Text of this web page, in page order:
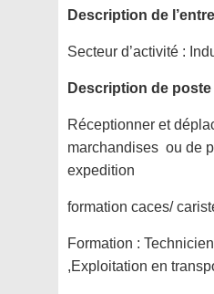
Description de
Secteur d’activité :
Description de poste
Réceptionner et
marchandises ou de
expedition
formation caces/
Formation :
,Exploitation en